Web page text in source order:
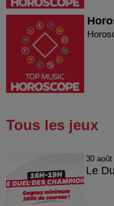
Tous les jeux
30 août
Le